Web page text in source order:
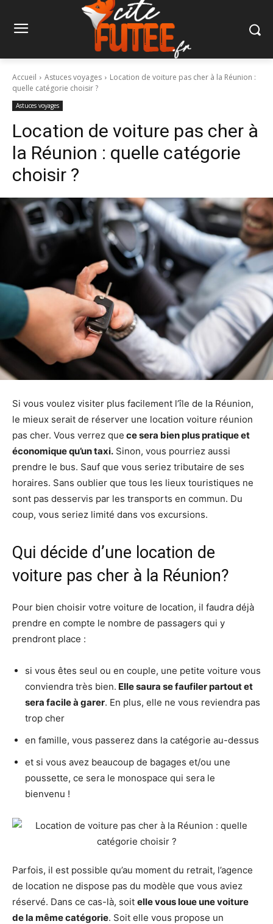
Accueil Astuces voyages
Location de voiture pas cher à la Réunion :
quelle catégorie choisir ?
Astuces voyages
Location de voiture pas cher à
la Réunion : quelle catégorie
choisir ?
Si vous voulez visiter plus facilement l’île de la Réunion,
le mieux serait de réserver une location voiture réunion
pas cher. Vous verrez que ce sera bien plus pratique et
économique qu’un taxi. Sinon, vous pourriez aussi
prendre le bus. Sauf que vous seriez tributaire de ses
horaires. Sans oublier que tous les lieux touristiques ne
sont pas desservis par les transports en commun. Du
coup, vous seriez limité dans vos excursions.
Qui décide d’une location de
voiture pas cher à la Réunion?
Pour bien choisir votre voiture de location, il faudra déjà
prendre en compte le nombre de passagers qui y
prendront place :
si vous êtes seul ou en couple, une petite voiture vous
conviendra très bien. Elle saura se faufiler partout et
sera facile à garer. En plus, elle ne vous reviendra pas
trop cher
en famille, vous passerez dans la catégorie au-dessus
et si vous avez beaucoup de bagages et/ou une
poussette, ce sera le monospace qui sera le
bienvenu !
Parfois, il est possible qu’au moment du retrait, l’agence
de location ne dispose pas du modèle que vous aviez
réservé. Dans ce cas-là, soit elle vous loue une voiture
de la même catégorie. Soit elle vous propose un